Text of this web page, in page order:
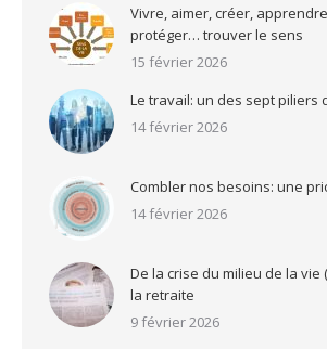
Vivre, aimer, créer,
protéger… trouver le sens
15 février 2026
Le travail: un des sept piliers
14 février 2026
Combler nos besoins: une
14 février 2026
De la crise du milieu de la vie
la retraite
9 février 2026